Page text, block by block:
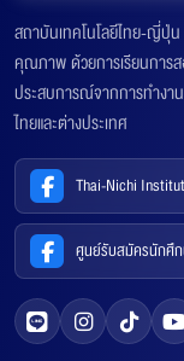
สถาบันเทคโนโลยีไทย-ญี่ปุ่
คุณภาพ ด้วยการเรียนการ
ประสบการณ์จากการทำงา
ไทยและต่างประเทศ
Thai-Nichi
ศูนย์รับสมัครนักศึก